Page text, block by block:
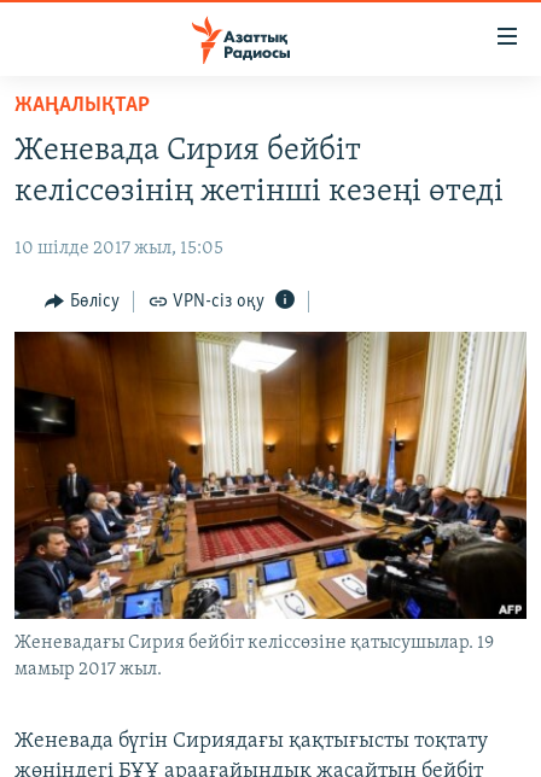
Skip
main
content
to
Navigation
Skip
Search
ҚАҢТАР ОҚИҒАСЫ
АДАМ ҚҰҚЫҚТАРЫ
ӘЛЕУМЕТ
ӘЛЕМ
АРНАЙЫ ЖОБАЛАР
Русский
ЖАЗЫЛЫҢЫЗ
Басқа тілдерде
ЖАҢАЛЫҚТАР
Женевада Сирия бейбіт
келіссөзінің жетінші кезеңі өтеді
10 шілде 2017 жыл, 15:05
Бөлісу VPN-сіз оқу
Женевадағы Сирия бейбіт келіссөзіне қатысушылар. 19
мамыр 2017 жыл.
Женевада бүгін Сириядағы қақтығысты тоқтату
жөніндегі БҰҰ араағайындық жасайтын бейбіт